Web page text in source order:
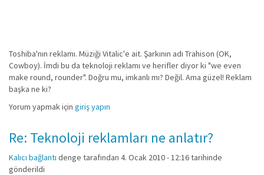
Toshiba'nın reklamı. Müziği Vitalic'e ait. Şarkının adı Trahison (OK,
Cowboy). İmdi bu da teknoloji reklamı ve herifler diyor ki "we even
make round, rounder". Doğru mu, imkanlı mı? Değil. Ama güzel! Reklam
başka ne ki?
Yorum yapmak için giriş yapın
Re: Teknoloji reklamları ne anlatır?
Kalıcı bağlantı denge tarafından 4. Ocak 2010 - 12:16 tarihinde
gönderildi